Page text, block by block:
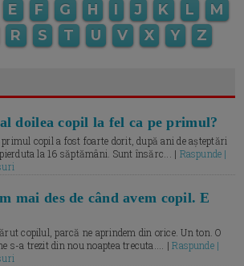
E F G H I J K L
M
R S T U V X Y Z
doilea copil la fel ca pe primul?
copil a fost foarte dorit, după ani de așteptări
la 16 săptămâni. Sunt însărc... | Raspunde |
mai des de când avem copil. E
copilul, parcă ne aprindem din orice. Un ton. O
s-a trezit din nou noaptea trecuta.... |Raspunde |